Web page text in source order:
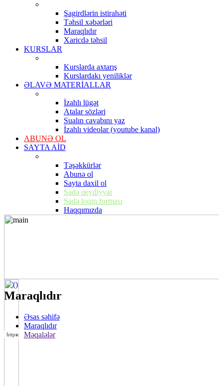
Şagirdlərin istirahəti
Təhsil xəbərləri
Maraqlıdır
Xaricdə təhsil
KURSLAR
Kurslarda axtarış
Kurslardakı yeniliklər
ƏLAVƏ MATERİALLAR
İzahlı lügət
Atalar sözləri
Sualın cavabını yaz
İzahlı videolar (youtube kanal)
ABUNƏ OL
SAYTA AİD
Təşəkkürlər
Abunə ol
Sayta daxil ol
Sadə qeydiyyat
Sadə loqin forması
Haqqımızda
Maraqlıdır
Əsas səhifə
Maraqlıdır
Məqalələr
https://wa.me/994552244433